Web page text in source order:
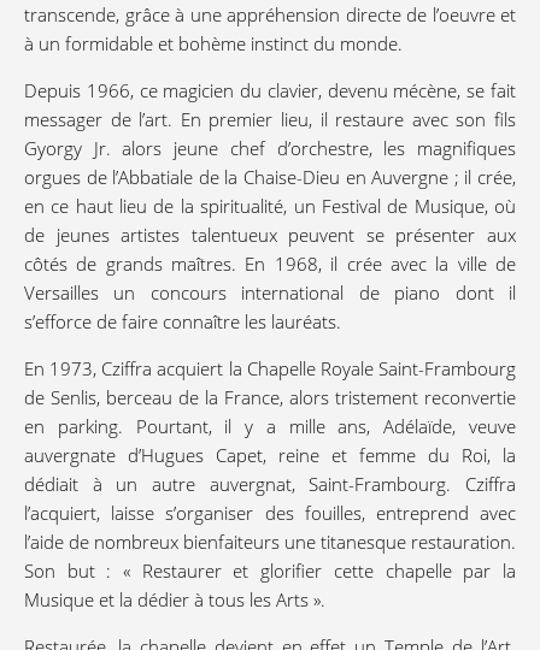
transcende, grâce à une appréhension directe de l’oeuvre et
à un formidable et bohème instinct du monde.
Depuis 1966, ce magicien du clavier, devenu mécène, se fait
messager de l’art. En premier lieu, il restaure avec son fils
Gyorgy Jr. alors jeune chef d’orchestre, les magnifiques
orgues de l’Abbatiale de la Chaise-Dieu en Auvergne ; il crée,
en ce haut lieu de la spiritualité, un Festival de Musique, où
de jeunes artistes talentueux peuvent se présenter aux
côtés de grands maîtres. En 1968, il crée avec la ville de
Versailles un concours international de piano dont il
s’efforce de faire connaître les lauréats.
En 1973, Cziffra acquiert la Chapelle Royale Saint-Frambourg
de Senlis, berceau de la France, alors tristement reconvertie
en parking. Pourtant, il y a mille ans, Adélaïde, veuve
auvergnate d’Hugues Capet, reine et femme du Roi, la
dédiait à un autre auvergnat, Saint-Frambourg. Cziffra
l’acquiert, laisse s’organiser des fouilles, entreprend avec
l’aide de nombreux bienfaiteurs une titanesque restauration.
Son but : « Restaurer et glorifier cette chapelle par la
Musique et la dédier à tous les Arts ».